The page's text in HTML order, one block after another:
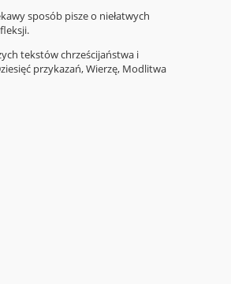
sposób pisze o niełatwych
tekstów chrześcijaństwa i
przykazań, Wierzę, Modlitwa